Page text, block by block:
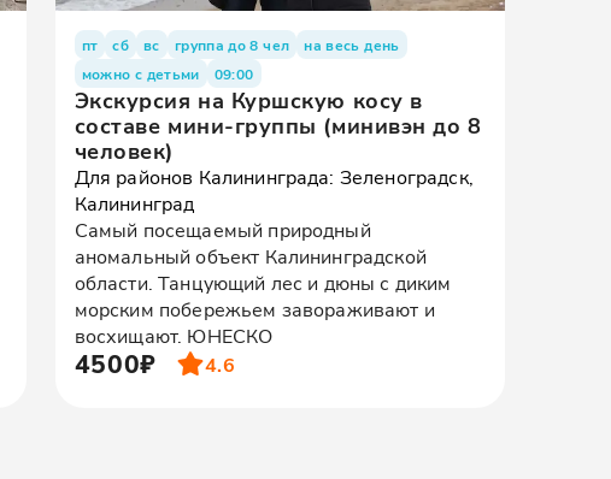
пт сб вс группа до 8 чел
на весь день
можно с детьми
09:00
Экскурсия на Куршскую косу в
составе мини-группы (минивэн до 8
человек)
Для районов Калининграда: Зеленоградск,
Калининград
Самый посещаемый природный
аномальный объект Калининградской
области. Танцующий лес и дюны с диким
морским побережьем завораживают и
восхищают. ЮНЕСКО
4500₽ 4.6